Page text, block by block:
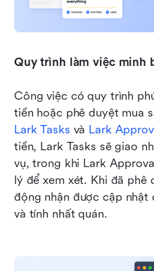
Quy trình làm việc minh
Công việc có quy trình
Lark Tasks và Lark
tiền, Lark Tasks sẽ giao
vụ, trong khi Lark
lý để xem xét. Khi đã phê
động nhận được cập
và tính nhất quán.